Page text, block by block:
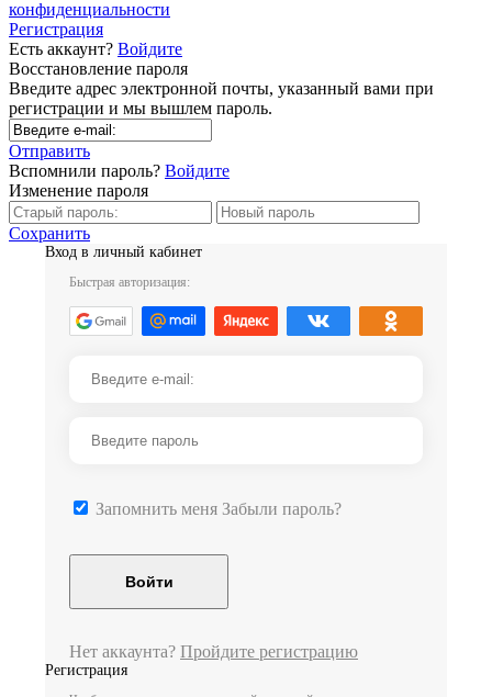
конфиденциальности
Регистрация
Есть аккаунт? Войдите
Восстановление пароля
Введите адрес электронной почты, указанный вами при
регистрации и мы вышлем пароль.
Отправить
Вспомнили пароль? Войдите
Изменение пароля
Сохранить
Вход в личный кабинет
Быстрая авторизация:
Запомнить меня Забыли пароль?
Нет аккаунта? Пройдите регистрацию
Регистрация